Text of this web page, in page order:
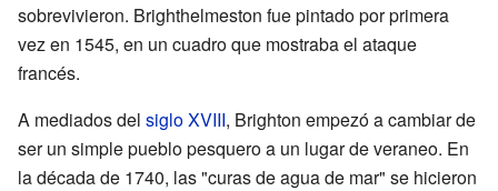
sobrevivieron. Brighthelmeston fue pintado por primera
vez en 1545, en un cuadro que mostraba el ataque
francés.
A mediados del siglo XVIII, Brighton empezó a cambiar de
ser un simple pueblo pesquero a un lugar de veraneo. En
la década de 1740, las "curas de agua de mar" se hicieron